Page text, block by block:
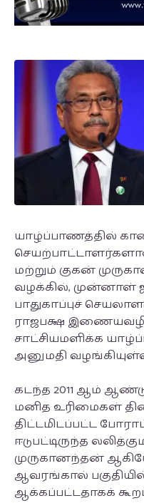
யாழ்ப்பாணத்தில்
மற்றும் குகன்
வழக்கில், முன்னாள்
பாதுகாப்புச்
ராஜபக்ஷ இணையவழி
சாட்சியமளிக்க
அனுமதி
கடந்த 2011 ஆம் ஆண்டு
மனித உரிமைகள்
திட்டமிடப்பட்ட
ஈடுபட்டிருந்த
முருகானந்தன்
ஆவரங்கால்
ஆக்கப்பட்டதாகக்